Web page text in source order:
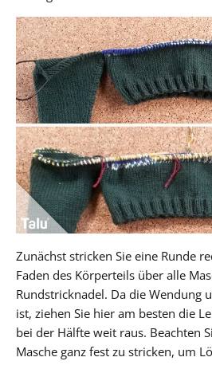
Zunächst stricken Sie eine Runde
Faden des Körperteils über alle
Rundstricknadel. Da die Wendung
ist, ziehen Sie hier am besten die
bei der Hälfte weit raus. Beachten
Masche ganz fest zu stricken, um